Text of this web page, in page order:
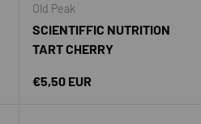
Old Peak
SCIENTIFFIC NUTRITION
TART CHERRY
Precio normal
€5,50 EUR